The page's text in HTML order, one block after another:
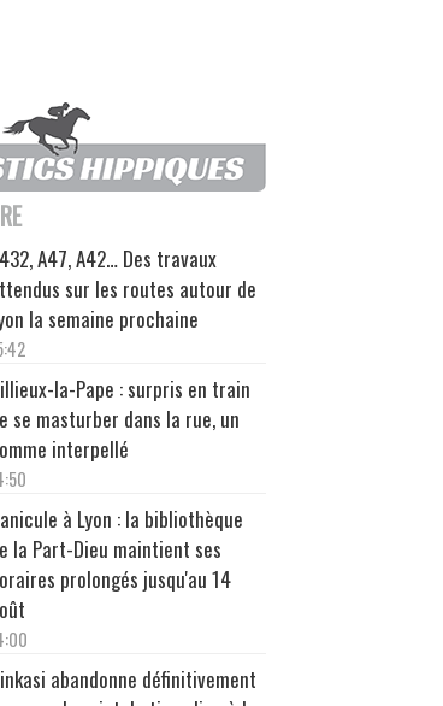
A47, A42… Des travaux
sur les routes autour de
la semaine prochaine
la-Pape : surpris en train
se masturber dans la rue, un
interpellé
à Lyon : la bibliothèque
la Part-Dieu maintient ses
prolongés jusqu'au 14
abandonne définitivement